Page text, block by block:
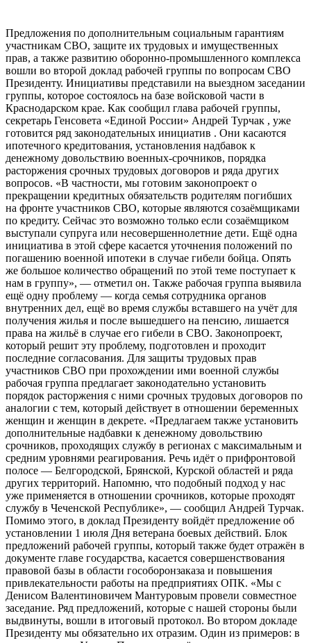
Предложения по дополнительным социальным гарантиям
участникам СВО, защите их трудовых и имущественных
прав, а также развитию оборонно-промышленного комплекса
вошли во второй доклад рабочей группы по вопросам СВО
Президенту. Инициативы представили на выездном заседании
группы, которое состоялось на базе войсковой части в
Краснодарском крае. Как сообщил глава рабочей группы,
секретарь Генсовета «Единой России» Андрей Турчак , уже
готовится ряд законодательных инициатив . Они касаются
ипотечного кредитования, установления надбавок к
денежному довольствию военных-срочников, порядка
расторжения срочных трудовых договоров и ряда других
вопросов. «В частности, мы готовим законопроект о
прекращении кредитных обязательств родителям погибших
на фронте участников СВО, которые являются созаёмщиками
по кредиту. Сейчас это возможно только если созаёмщиком
выступали супруга или несовершеннолетние дети. Ещё одна
инициатива в этой сфере касается уточнения положений по
погашению военной ипотеки в случае гибели бойца. Опять
же большое количество обращений по этой теме поступает к
нам в группу», — отметил он. Также рабочая группа выявила
ещё одну проблему — когда семья сотрудника органов
внутренних дел, ещё во время службы вставшего на учёт для
получения жилья и после вышедшего на пенсию, лишается
права на жильё в случае его гибели в СВО. Законопроект,
который решит эту проблему, подготовлен и проходит
последние согласования. Для защиты трудовых прав
участников СВО при прохождении ими военной службы
рабочая группа предлагает законодательно установить
порядок расторжения с ними срочных трудовых договоров по
аналогии с тем, который действует в отношении беременных
женщин и женщин в декрете. «Предлагаем также установить
дополнительные надбавки к денежному довольствию
срочников, проходящих службу в регионах с максимальным и
средним уровнями реагирования. Речь идёт о прифронтовой
полосе — Белгородской, Брянской, Курской областей и ряда
других территорий. Напомню, что подобный подход у нас
уже применяется в отношении срочников, которые проходят
службу в Чеченской Республике», — сообщил Андрей Турчак.
Помимо этого, в доклад Президенту войдёт предложение об
установлении 1 июля Дня ветерана боевых действий. Блок
предложений рабочей группы, который также будет отражён в
документе главе государства, касается совершенствования
правовой базы в области гособоронзаказа и повышения
привлекательности работы на предприятиях ОПК. «Мы с
Денисом Валентиновичем Мантуровым провели совместное
заседание. Ряд предложений, которые с нашей стороны были
выдвинуты, вошли в итоговый протокол. Во втором докладе
Президенту мы обязательно их отразим. Один из примеров: в